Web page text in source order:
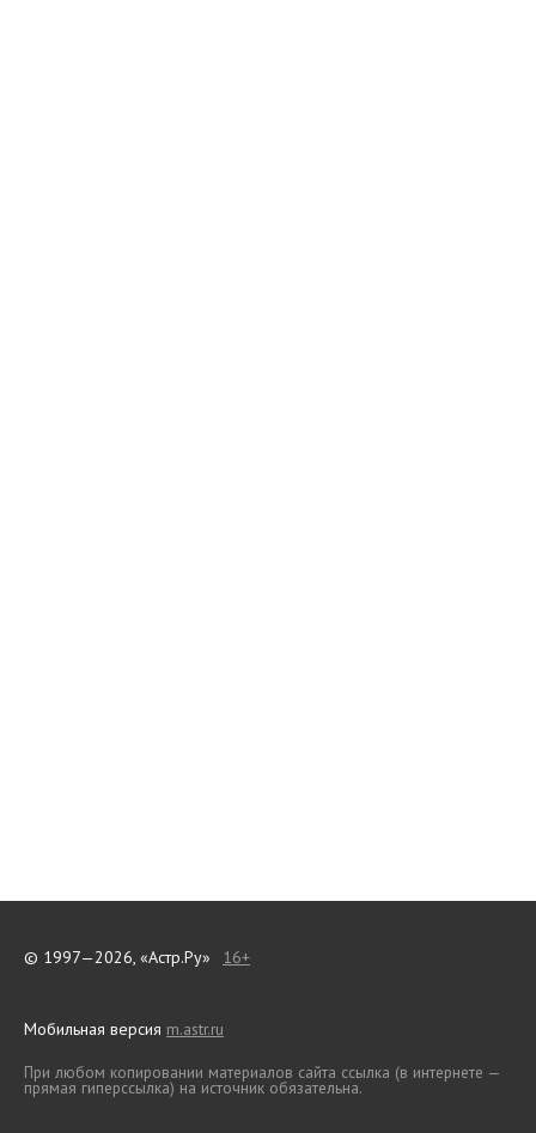
© 1997—2026, «Астр.Ру» 16+
Мобильная версия m.astr.ru
При любом копировании материалов сайта ссылка (в интернете —
прямая гиперссылка) на источник обязательна.